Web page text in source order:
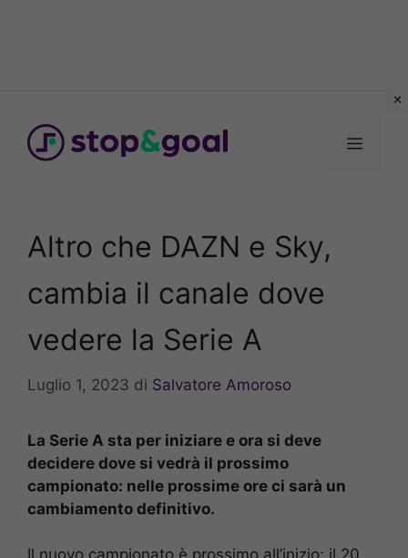
contenuto
Menu
Altro che DAZN e Sky,
cambia il canale dove
vedere la Serie A
Luglio 1, 2023 di Salvatore Amoroso
La Serie A sta per iniziare e ora si deve
decidere dove si vedrà il prossimo
campionato: nelle prossime ore ci sarà un
cambiamento definitivo.